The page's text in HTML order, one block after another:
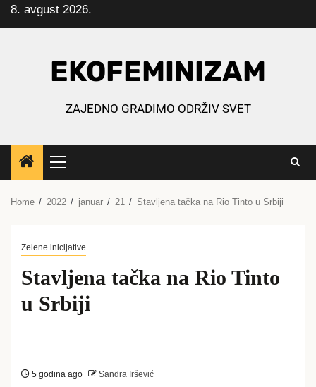
Skip
to
8. avgust 2026.
EKOFEMINIZAM
ZAJEDNO GRADIMO ODRŽIV SVET
Primary
Menu
Home 2022 januar 21 Stavljena tačka na Rio Tinto u Srbiji
Zelene inicijative
Stavljena tačka na Rio Tinto
u Srbiji
5 godina ago Sandra Iršević